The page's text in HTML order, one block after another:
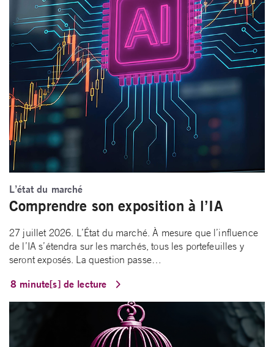
L’état du marché
Comprendre son exposition à l’IA
27 juillet 2026. L’État du marché. À mesure que l’influence
de l’IA s’étendra sur les marchés, tous les portefeuilles y
seront exposés. La question passe…
8 minute[s] de lecture